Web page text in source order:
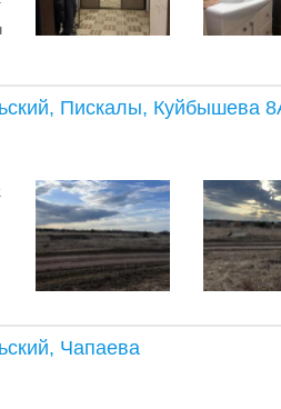
Пискалы, Куйбышева
Чапаева